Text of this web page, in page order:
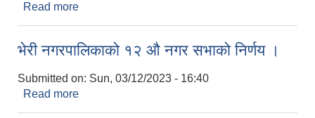
Read more
भेरी नगरपालिकाको १२ औ नगर सभाको निर्णय ।
Submitted on: Sun, 03/12/2023 - 16:40
Read more